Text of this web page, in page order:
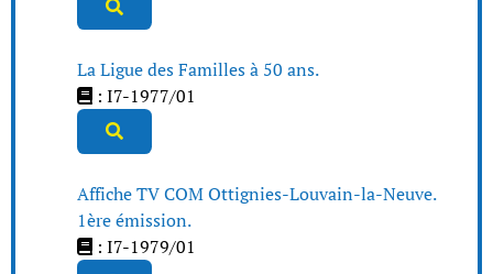
La Ligue des Familles à 50 ans.
: I7-1977/01
Affiche TV COM Ottignies-Louvain-la-Neuve.
1ère émission.
: I7-1979/01